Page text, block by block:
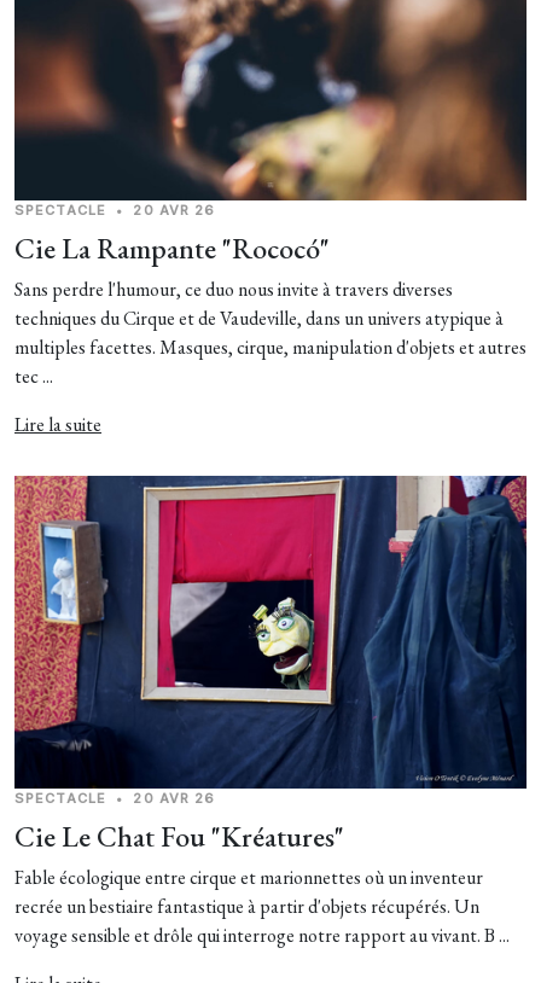
SPECTACLE • 20 AVR 26
Cie La Rampante "Rococó"
Sans perdre l'humour, ce duo nous invite à travers diverses
techniques du Cirque et de Vaudeville, dans un univers atypique à
multiples facettes. Masques, cirque, manipulation d'objets et autres
tec ...
Lire la suite
SPECTACLE • 20 AVR 26
Cie Le Chat Fou "Kréatures"
Fable écologique entre cirque et marionnettes où un inventeur
recrée un bestiaire fantastique à partir d'objets récupérés. Un
voyage sensible et drôle qui interroge notre rapport au vivant. B ...